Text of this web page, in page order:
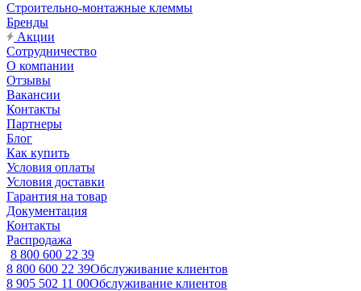
Строительно-монтажные клеммы
Бренды
Акции
Сотрудничество
О компании
Отзывы
Вакансии
Контакты
Партнеры
Блог
Как купить
Условия оплаты
Условия доставки
Гарантия на товар
Документация
Контакты
Распродажа
8 800 600 22 39
8 800 600 22 39Обслуживание клиентов
8 905 502 11 00Обслуживание клиентов